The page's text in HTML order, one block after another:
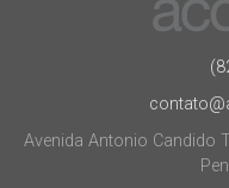
Avenida Antonio Candido